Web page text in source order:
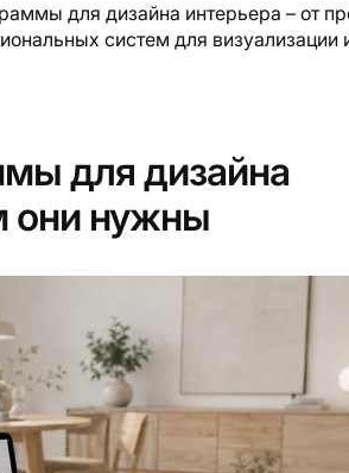
для дизайна интерьера – от
систем для визуализации
для дизайна
они нужны